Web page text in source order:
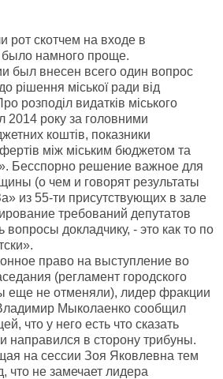
рот скотчем на входе в
намного проще.
был внесен всего один вопрос
рішення міської ради від
розподіл видатків міського
2014 року за головними
коштів, показники
між міським бюджетом та
Бесспорно решение важное для
(о чем и говорят результаты
из 55-ти присутствующих в зале
требований депутатов
вопросы докладчику, - это как то по
право на выступление во
(регламент городского
еще не отменяли), лидер фракции
Мыколаенко сообщил
что у него есть что сказать
направился в сторону трибуны.
на сессии Зоя Яковлевна тем
что не замечает лидера